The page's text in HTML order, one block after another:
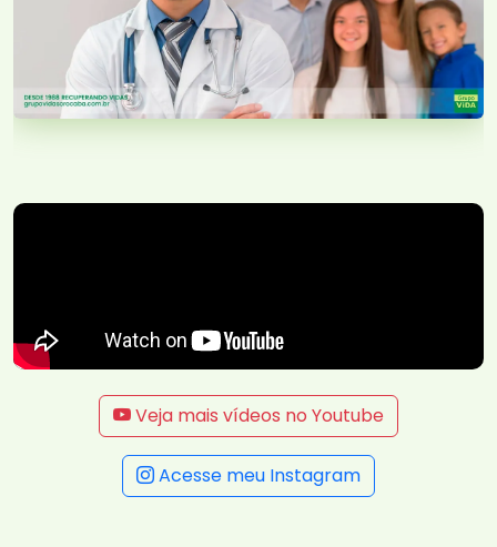
Veja mais vídeos no Youtube
Acesse meu Instagram